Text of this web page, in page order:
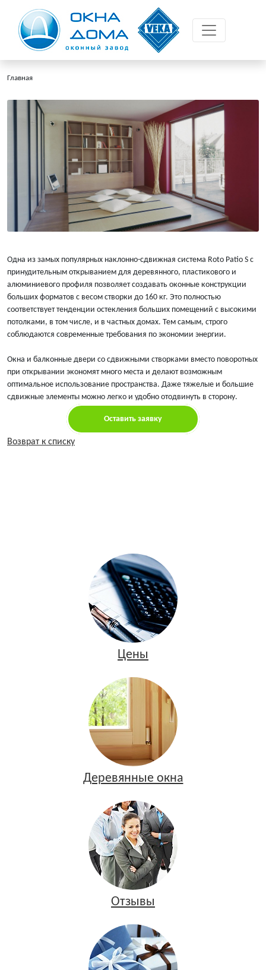
Главная
Одна из замых популярных наклонно-сдвижная система Roto Patio S c
принудительным открыванием для деревянного, пластикового и
алюминиевого профиля позволяет создавать оконные конструкции
больших форматов с весом створки до 160 кг. Это полностью
соответствует тенденции остекления больших помещений с высокими
потолками, в том числе, и в частных домах. Тем самым, строго
соблюдаются современные требования по экономии энергии.
Окна и балконные двери со сдвижными створками вместо поворотных
при открывании экономят много места и делают возможным
оптимальное использование пространства. Даже тяжелые и большие
сдвижные элементы можно легко и удобно отодвинуть в сторону.
Оставить заявку
Возврат к списку
Цены
Деревянные окна
Отзывы